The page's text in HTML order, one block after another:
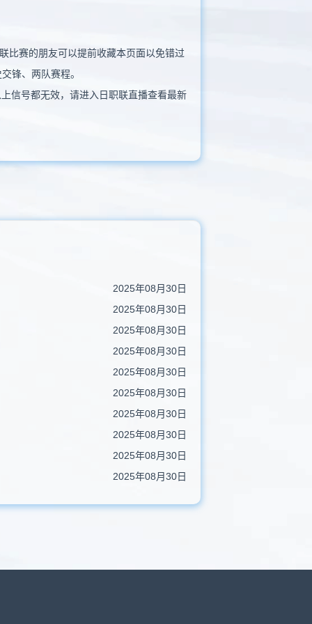
比赛的朋友可以提前收藏本页面以免错过
锋、两队赛程。
信号都无效，请进入日职联直播查看最新
2025年08月30日
2025年08月30日
2025年08月30日
2025年08月30日
2025年08月30日
2025年08月30日
2025年08月30日
2025年08月30日
2025年08月30日
2025年08月30日